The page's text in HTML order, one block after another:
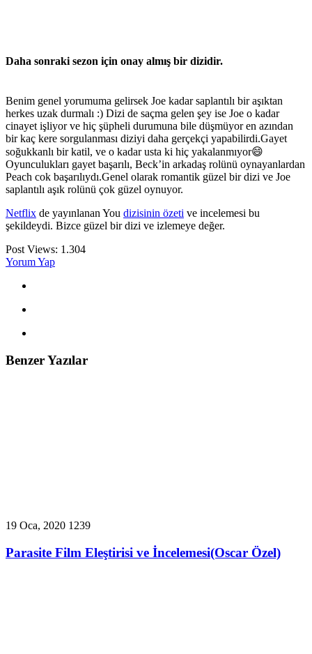
Daha sonraki sezon için onay almış bir dizidir.
Benim genel yorumuma gelirsek Joe kadar saplantılı bir aşıktan
herkes uzak durmalı :) Dizi de saçma gelen şey ise Joe o kadar
cinayet işliyor ve hiç şüpheli durumuna bile düşmüyor en azından
bir kaç kere sorgulanması diziyi daha gerçekçi yapabilirdi.Gayet
soğukkanlı bir katil, ve o kadar usta ki hiç yakalanmıyor😄
Oyunculukları gayet başarılı, Beck’in arkadaş rolünü oynayanlardan
Peach cok başarılıydı.Genel olarak romantik güzel bir dizi ve Joe
saplantılı aşık rolünü çok güzel oynuyor.
Netflix de yayınlanan You dizisinin özeti ve incelemesi bu
şekildeydi. Bizce güzel bir dizi ve izlemeye değer.
Post Views: 1.304
Yorum Yap
Benzer Yazılar
19 Oca, 2020 1239
Parasite Film Eleştirisi ve İncelemesi(Oscar Özel)